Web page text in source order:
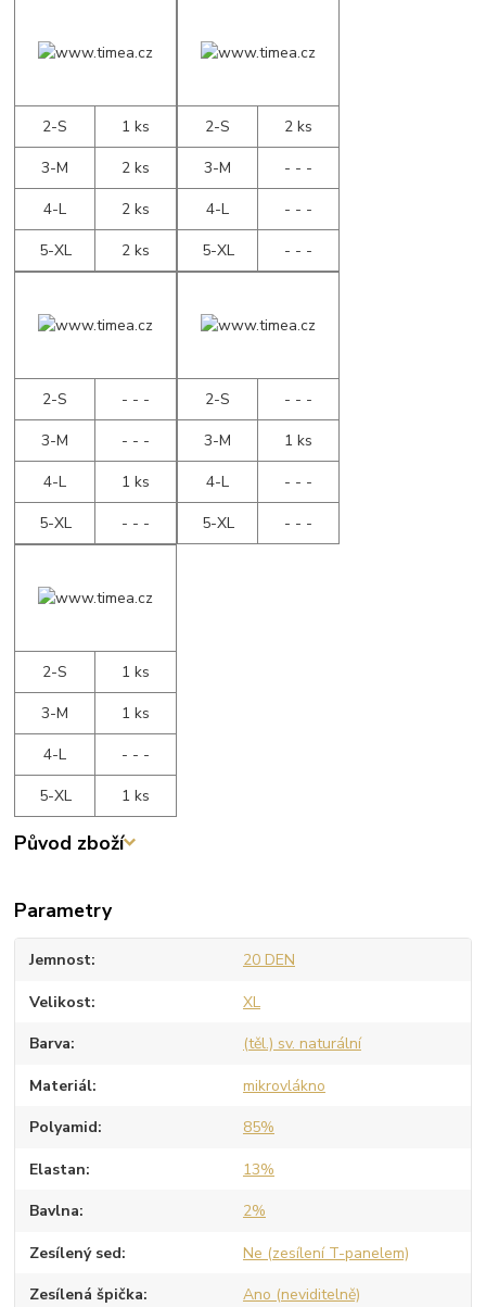
2-S
1 ks
3-M
2 ks
4-L
2 ks
5-XL
2 ks
2-S
2 ks
3-M
- - -
4-L
- - -
5-XL
- - -
2-S
- - -
3-M
- - -
4-L
1 ks
5-XL
- - -
2-S
- - -
3-M
1 ks
4-L
- - -
5-XL
- - -
2-S
1 ks
3-M
1 ks
4-L
- - -
5-XL
1 ks
Původ zboží
Parametry
Jemnost 20 DEN
Velikost XL
Barva (těl.) sv. naturální
Materiál mikrovlákno
Polyamid 85%
Elastan 13%
Bavlna 2%
Zesílený sed Ne (zesílení T-panelem)
Zesílená špička Ano (neviditelně)